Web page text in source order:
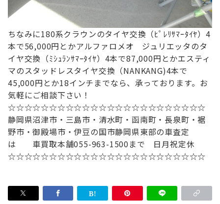
ちなみに180系クラウンのタイヤ交換（ﾋﾟﾚﾘｻﾏｰﾀｲﾔ）4
本で56,000円とかアルファロメオ ジュリエッタのタ
イヤ交換（ﾐｼｭﾗﾝｻﾏｰﾀｲﾔ）4本で87,000円とかエスティ
マのスタッドレスタイヤ交換（NANKANG)4本で
45,000円とか18インチまでなら、承っております。 お
気軽にご相談下さい！
☆☆☆☆☆☆☆☆☆☆☆☆☆☆☆☆☆☆☆☆☆☆☆☆
静岡県沼津市・三島市・清水町・函南町 ・長泉町・裾
野市・御殿場市・伊豆の国市静岡県東部の車査定
は 車買取本舗055-963-1500まで 日月祝定休
☆☆☆☆☆☆☆☆☆☆☆☆☆☆☆☆☆☆☆☆☆☆☆☆